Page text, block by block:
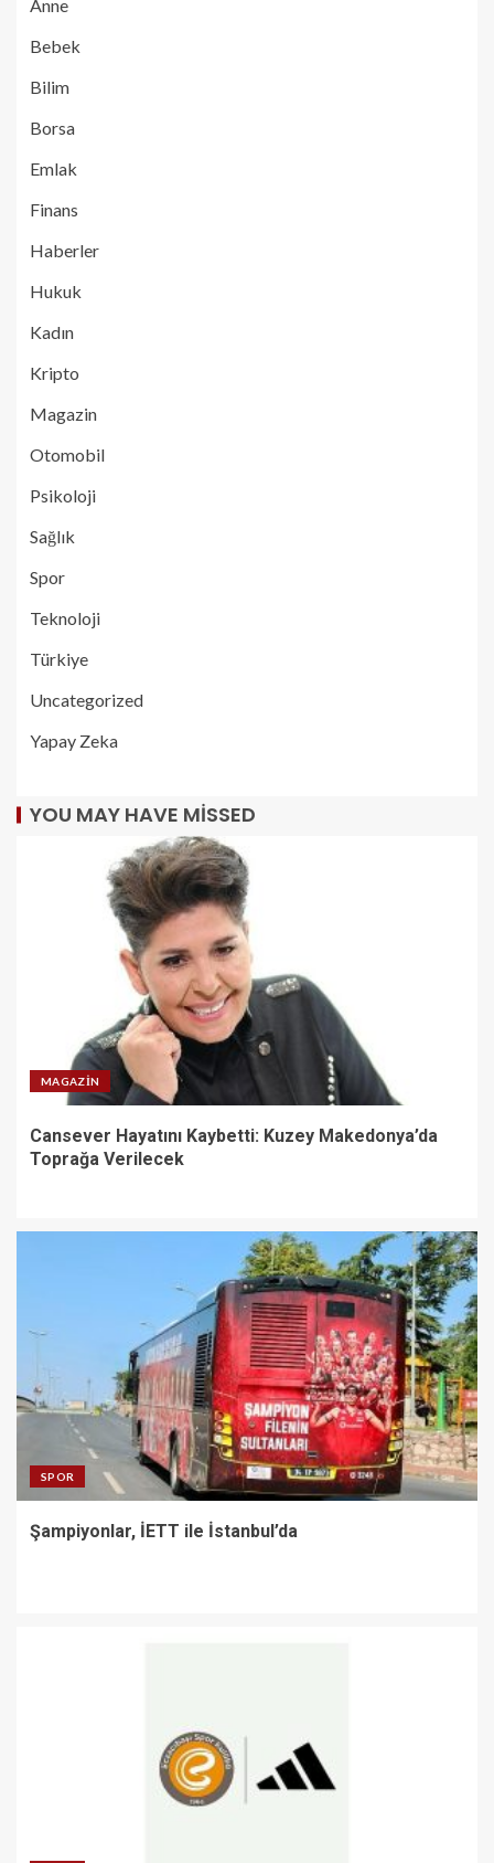
Anne
Bebek
Bilim
Borsa
Emlak
Finans
Haberler
Hukuk
Kadın
Kripto
Magazin
Otomobil
Psikoloji
Sağlık
Spor
Teknoloji
Türkiye
Uncategorized
Yapay Zeka
YOU MAY HAVE MISSED
MAGAZIN
Cansever Hayatını Kaybetti: Kuzey Makedonya’da
Toprağa Verilecek
SPOR
Şampiyonlar, İETT ile İstanbul’da